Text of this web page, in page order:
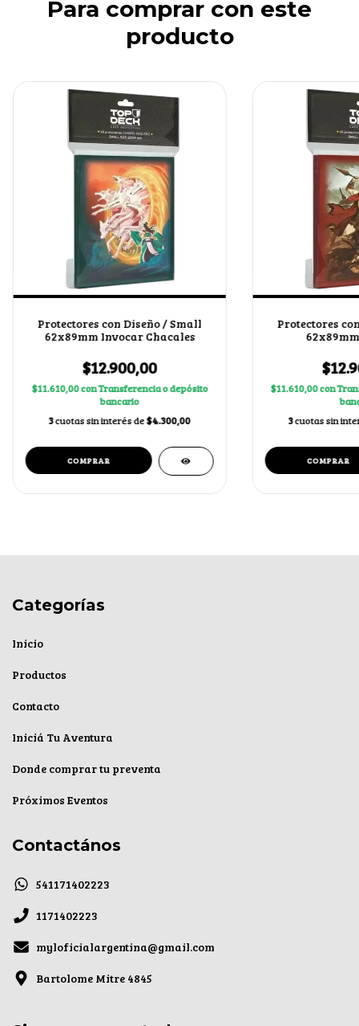
Para comprar con este
producto
Protectores con Diseño / Small
62x89mm Invocar Chacales
$12.900,00
$11.610,00conTransferencia o depósito
bancario
3cuotas sin interés de$4.300,00
Protectores
$11.610,00con
3cuotas sin
Categorías
Inicio
Productos
Contacto
Iniciá Tu Aventura
Donde comprar tu preventa
Próximos Eventos
Contactános
541171402223
1171402223
myloficialargentina@gmail.com
Bartolome Mitre 4845